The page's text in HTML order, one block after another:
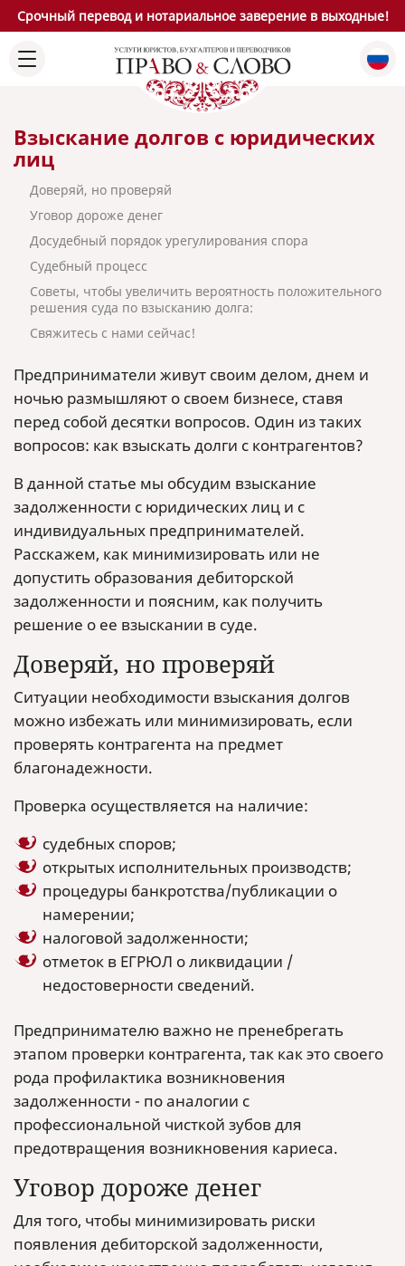
Срочный перевод и нотариальное заверение в выходные!
Взыскание долгов с юридических
лиц
Доверяй, но проверяй
Уговор дороже денег
Досудебный порядок урегулирования спора
Судебный процесс
Советы, чтобы увеличить вероятность положительного
решения суда по взысканию долга:
Свяжитесь с нами сейчас!
Предприниматели живут своим делом, днем и
ночью размышляют о своем бизнесе, ставя
перед собой десятки вопросов. Один из таких
вопросов: как взыскать долги с контрагентов?
В данной статье мы обсудим взыскание
задолженности с юридических лиц и с
индивидуальных предпринимателей.
Расскажем, как минимизировать или не
допустить образования дебиторской
задолженности и поясним, как получить
решение о ее взыскании в суде.
Доверяй, но проверяй
Ситуации необходимости взыскания долгов
можно избежать или минимизировать, если
проверять контрагента на предмет
благонадежности.
Проверка осуществляется на наличие:
судебных споров;
открытых исполнительных производств;
процедуры банкротства/публикации о
намерении;
налоговой задолженности;
отметок в ЕГРЮЛ о ликвидации /
недостоверности сведений.
Предпринимателю важно не пренебрегать
этапом проверки контрагента, так как это своего
рода профилактика возникновения
задолженности - по аналогии с
профессиональной чисткой зубов для
предотвращения возникновения кариеса.
Уговор дороже денег
Для того, чтобы минимизировать риски
появления дебиторской задолженности,